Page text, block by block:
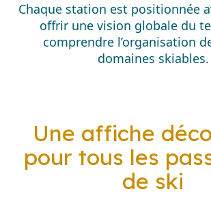
Chaque station est positionnée
offrir une vision globale du
comprendre l’organisation
domaines skiables.
Une affiche
pour tous les
de ski